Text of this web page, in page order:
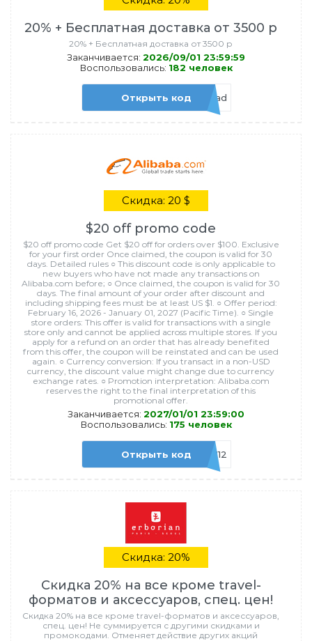
20% + Бесплатная доставка от 3500 р
20% + Бесплатная доставка от 3500 р
Заканчивается: 2026/09/01 23:59:59
Воспользовались: 182 человек
Открыть кодAdmitad
Скидка: 20 $
$20 off promo code
$20 off promo code Get $20 off for orders over $100. Exclusive
for your first order Once claimed, the coupon is valid for 30
days. Detailed rules ○ This discount code is only applicable to
new buyers who have not made any transactions on
Alibaba.com before; ○ Once claimed, the coupon is valid for 30
days. The final amount of your order after discount and
including shipping fees must be at least US $1. ○ Offer period:
February 16, 2026 - January 01, 2027 (Pacific Time). ○ Single
store orders: This offer is valid for transactions with a single
store only and cannot be applied across multiple stores. If you
apply for a refund on an order that has already benefited
from this offer, the coupon will be reinstated and can be used
again. ○ Currency conversion: If you transact in a non-USD
currency, the discount value might change due to currency
exchange rates. ○ Promotion interpretation: Alibaba.com
reserves the right to the final interpretation of this
promotional offer.
Заканчивается: 2027/01/01 23:59:00
Воспользовались: 175 человек
Открыть код HH12
Скидка: 20%
Скидка 20% на все кроме travel-
форматов и аксессуаров, спец. цен!
Скидка 20% на все кроме travel-форматов и аксессуаров,
спец. цен! Не суммируется с другими скидками и
промокодами. Отменяет действие других акций